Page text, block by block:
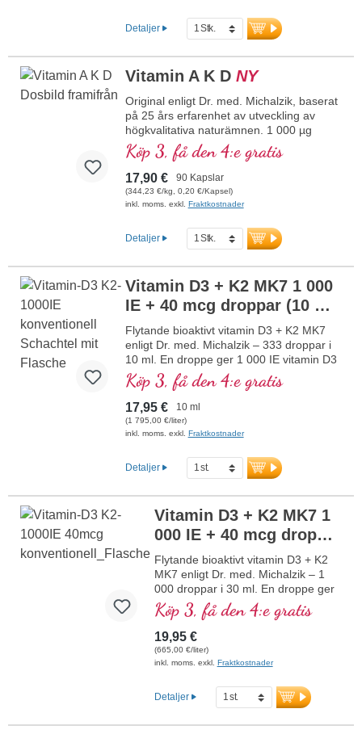
inositol, 1 000 mg taurin och 80 mg
vitamin C.
Detaljer
Vitamin A K D NY
Original enligt Dr. med. Michalzik, baserat
på 25 års erfarenhet av utveckling av
högkvalitativa naturämnen. 1 000 µg
vitamin A, 150 µg vitamin K2 som all-trans
MK-7, 50 µg vitamin D3 (2 000 I.E.), 250
mg Sango-korallpulver från
Okinawa/Japan och 12,5 mg
fosfatidylkolin per kapsel och dagsdos.
vitaminerna A, D3 och K2 (MK-7) med
naturligt Sango-korallpulver från
Köp 3, få den 4:e gratis
17,90 € 90 Kapslar
(344,23 €/kg, 0,20 €/Kapsel)
inkl. moms. exkl. Fraktkostnader
Detaljer
Vitamin D3 + K2 MK7 1 000
IE + 40 mcg droppar (10 ml)
NY
Flytande bioaktivt vitamin D3 + K2 MK7
enligt Dr. med. Michalzik – 333 droppar i
10 ml. En droppe ger 1 000 IE vitamin D3
och 40 μg K2 (MK7 all-trans). Högsta
premiumkvalitet från högkvalitativt
vegetariskt specialråmaterial i optimal
kombination med den särskilt bioaktiva all-
trans-formen av K2. Upplöst i skyddande
bättre biotillgänglighet. Denna optimala
kombination bidrar till att bibehålla normal
normala funktion. Tillverkad i Tyskland
utan genteknik i egen kontrollerad
produktion sedan 25 år, vegetarisk utan
tillsatser och laboratorietestad. Utvecklad
av läkare.
mer information om vitamin D3 + K2
Köp 3, få den 4:e gratis
17,95 € 10 ml
(1 795,00 €/liter)
inkl. moms. exkl. Fraktkostnader
Detaljer
Vitamin D3 + K2 MK7 1
000 IE + 40 mcg droppar
(30 ml)NY
Flytande bioaktivt vitamin D3 + K2
MK7 enligt Dr. med. Michalzik – 1
000 droppar i 30 ml. En droppe ger
1 000 IE vitamin D3 och 40 μg K2
(MK7 all-trans). Högsta
premiumkvalitet av högkvalitativt
vegetariskt specialråmaterial i
optimal kombination med särskilt
skyddande MCT-olja från kokos,
odlad utan pesticider, för bättre
Köp 3, få den 4:e gratis
19,95 €
(665,00 €/liter)
inkl. moms. exkl. Fraktkostnader
Detaljer